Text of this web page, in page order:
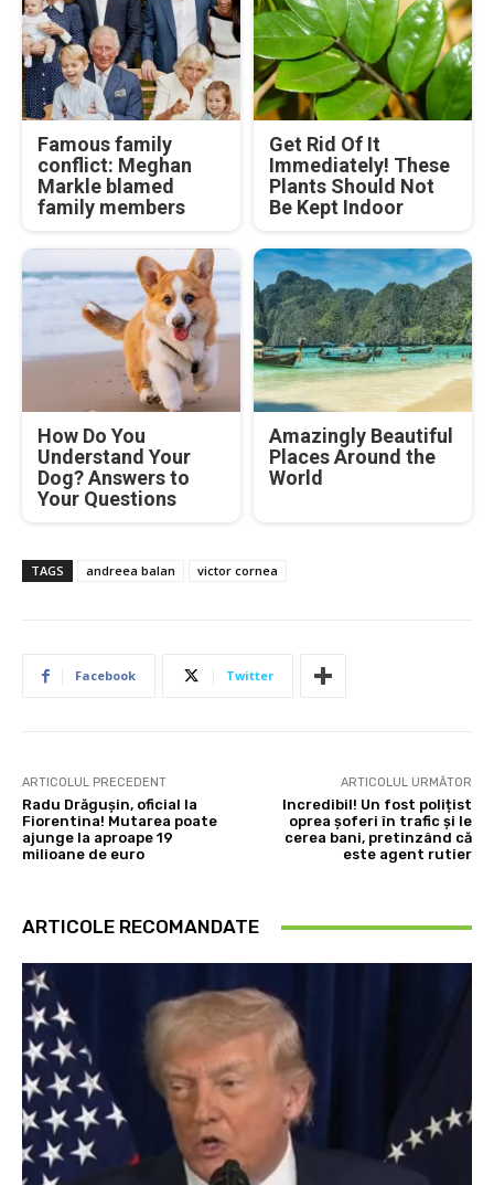
Famous family
conflict: Meghan
Markle blamed
family members
Get Rid Of It
Immediately! These
Plants Should Not
Be Kept Indoor
How Do You
Understand Your
Dog? Answers to
Your Questions
Amazingly Beautiful
Places Around the
World
TAGS andreea balan victor cornea
Facebook Twitter
ARTICOLUL PRECEDENT
Radu Drăgușin, oficial la
Fiorentina! Mutarea poate
ajunge la aproape 19
milioane de euro
ARTICOLUL URMĂTOR
Incredibil! Un fost polițist
oprea șoferi în trafic și le
cerea bani, pretinzând că
este agent rutier
ARTICOLE RECOMANDATE